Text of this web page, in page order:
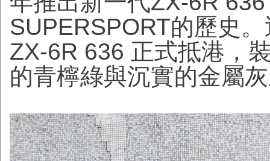
SUPERSPORT的歷史
ZX-6R 636 正式抵港，
的青檸綠與沉實的金屬